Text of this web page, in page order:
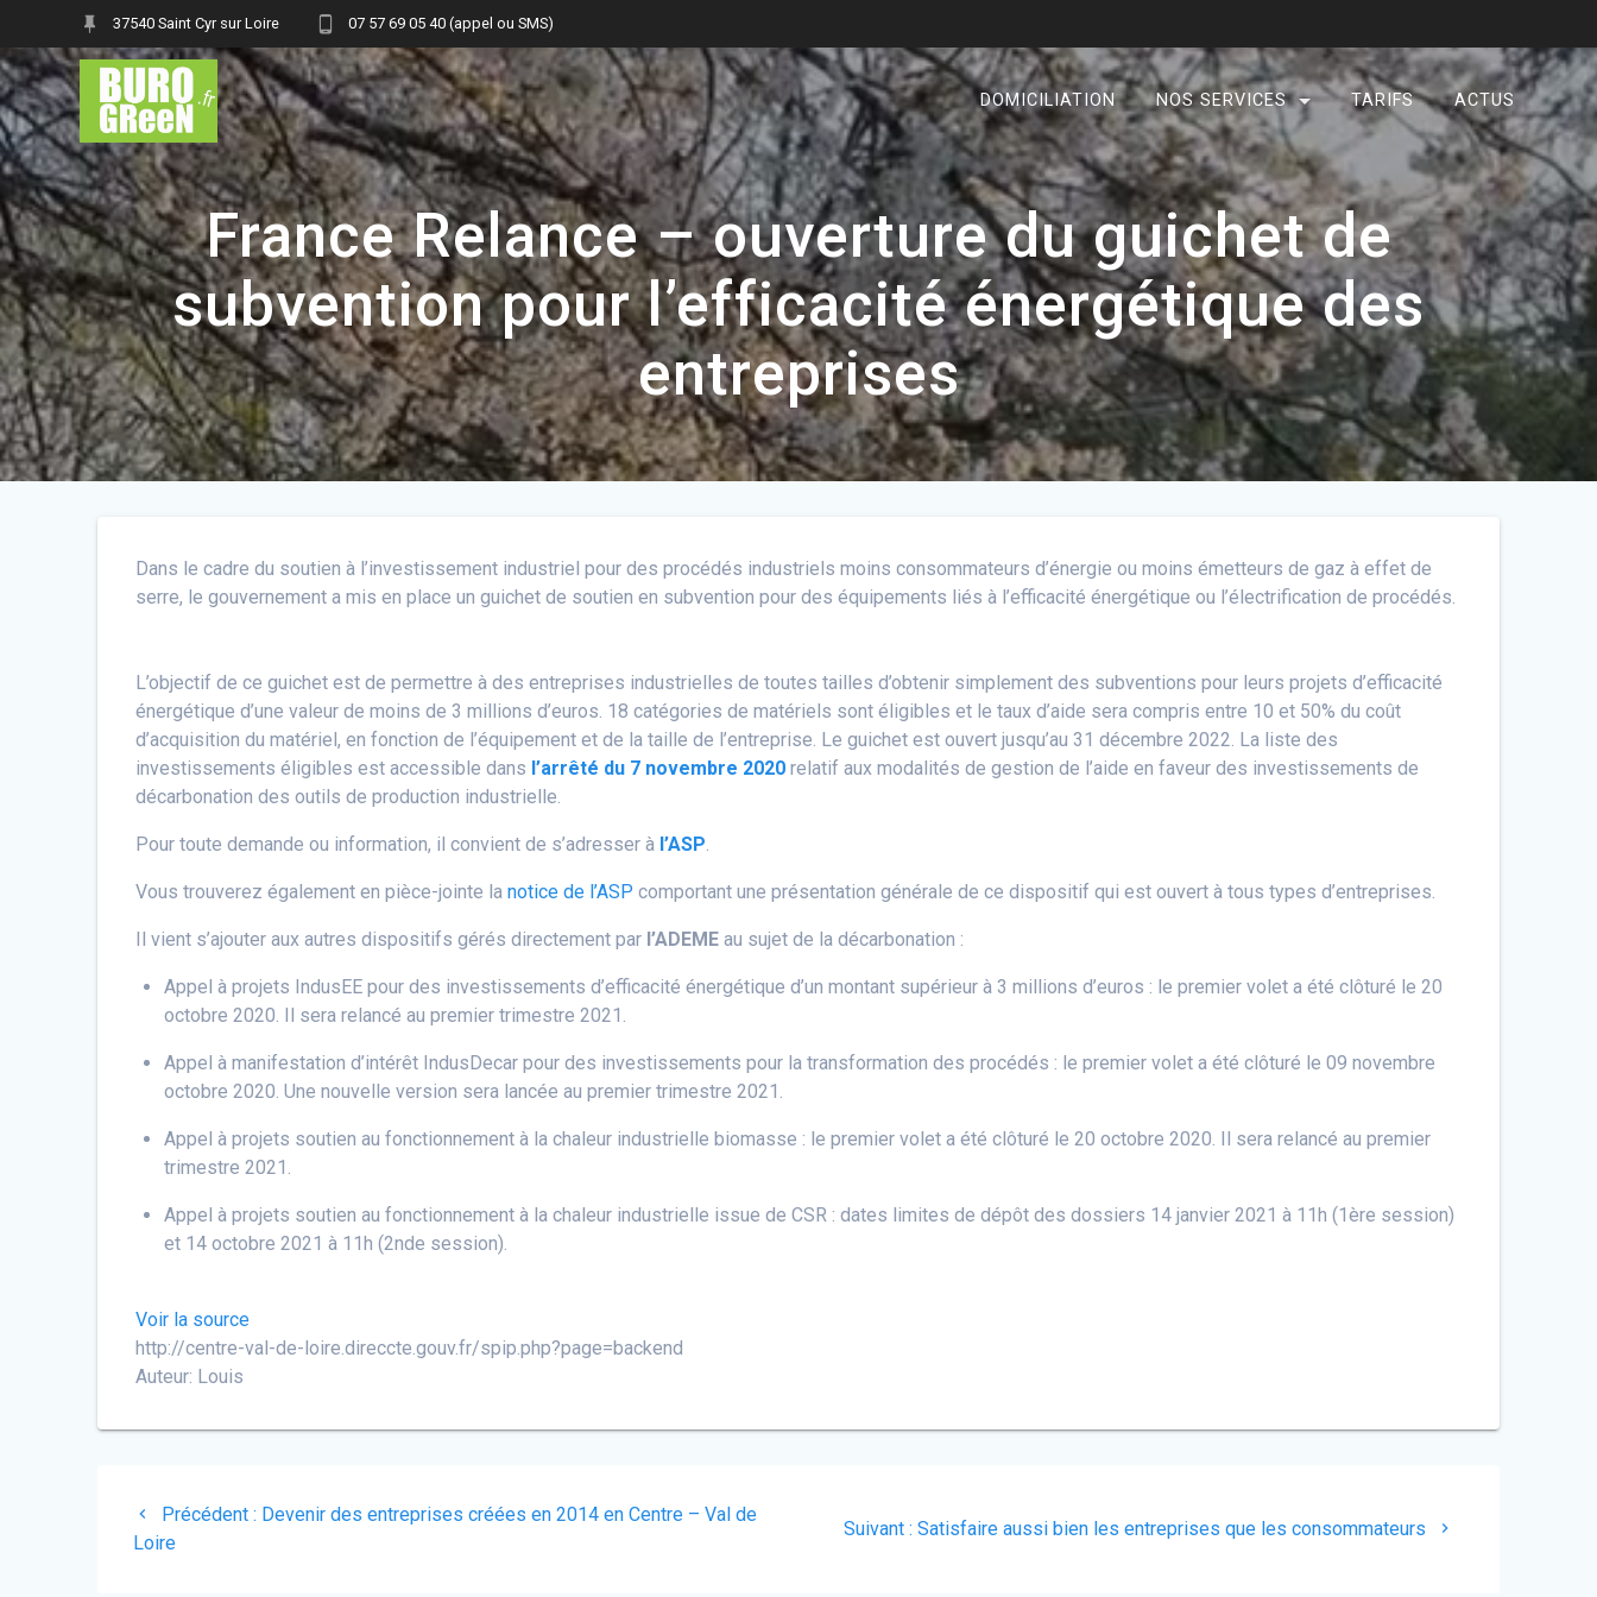
content
37540 Saint Cyr sur Loire 07 57 69 05 40 (appel ou SMS)
DOMICILIATION NOS SERVICES TARIFS ACTUS
France Relance – ouverture du guichet de
subvention pour l’efficacité énergétique des
entreprises
Dans le cadre du soutien à l’investissement industriel pour des procédés industriels moins consommateurs d’énergie ou moins émetteurs de gaz à effet de
serre, le gouvernement a mis en place un guichet de soutien en subvention pour des équipements liés à l’efficacité énergétique ou l’électrification de procédés.
L’objectif de ce guichet est de permettre à des entreprises industrielles de toutes tailles d’obtenir simplement des subventions pour leurs projets d’efficacité
énergétique d’une valeur de moins de 3 millions d’euros. 18 catégories de matériels sont éligibles et le taux d’aide sera compris entre 10 et 50% du coût
d’acquisition du matériel, en fonction de l’équipement et de la taille de l’entreprise. Le guichet est ouvert jusqu’au 31 décembre 2022. La liste des
investissements éligibles est accessible dans l’arrêté du 7 novembre 2020 relatif aux modalités de gestion de l’aide en faveur des investissements de
décarbonation des outils de production industrielle.
Pour toute demande ou information, il convient de s’adresser à l’ASP
Vous trouverez également en pièce-jointe lanotice de l’ASP comportant une présentation générale de ce dispositif qui est ouvert à tous types d’entreprises.
Il vient s’ajouter aux autres dispositifs gérés directement par l’ADEMEau sujet de la décarbonation :
Appel à projets IndusEE pour des investissements d’efficacité énergétique d’un montant supérieur à 3 millions d’euros : le premier volet a été clôturé le 20
octobre 2020. Il sera relancé au premier trimestre 2021.
Appel à manifestation d’intérêt IndusDecar pour des investissements pour la transformation des procédés : le premier volet a été clôturé le 09 novembre
octobre 2020. Une nouvelle version sera lancée au premier trimestre 2021.
Appel à projets soutien au fonctionnement à la chaleur industrielle biomasse : le premier volet a été clôturé le 20 octobre 2020. Il sera relancé au premier
trimestre 2021.
Appel à projets soutien au fonctionnement à la chaleur industrielle issue de CSR : dates limites de dépôt des dossiers 14 janvier 2021 à 11h (1ère session)
et 14 octobre 2021 à 11h (2nde session).
Voir la source
http://centre-val-de-loire.direccte.gouv.fr/spip.php?page=backend
Auteur: Louis
Navigation
de
Précédent : Article
Devenir des entreprises créées en 2014 en Centre – Val de
Loire
Suivant : Article
Satisfaire aussi bien les entreprises que les consommateurs